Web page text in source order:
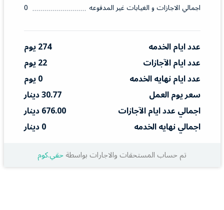
اجمالي الاجازات و الغيابات غير المدفوعه
0
عدد ايام الخدمه
274 يوم
عدد ايام الآجازات
22 يوم
عدد ايام نهايه الخدمه
0 يوم
سعر يوم العمل
30.77 دينار
اجمالي عدد ايام الآجازات
676.00 دينار
اجمالي نهايه الخدمه
0 دينار
تم حساب المستحقات والاجارات بواسطةحقي.كوم